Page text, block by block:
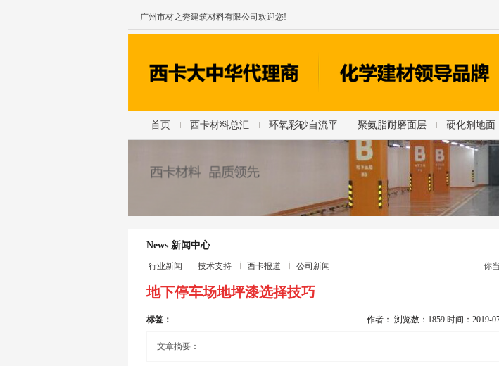
广州市材之秀建筑材料有限公司欢迎您!
首页 西卡材料总汇 环氧彩砂自流平 聚氨脂耐磨面层 硬化剂地面
News 新闻中心
行业新闻 技术支持 西卡报道 公司新闻 你
地下停车场地坪漆选择技巧
标签： 作者： 浏览数：1859 时间：2019-
文章摘要：